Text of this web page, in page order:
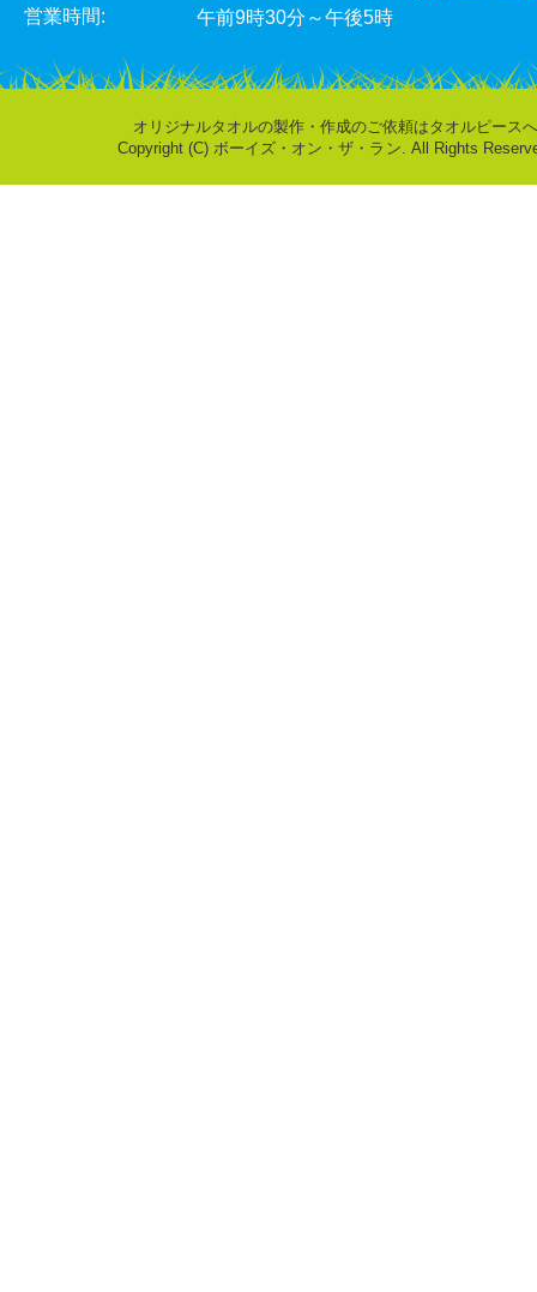
営業時間:
午前9時30分～午後5時
オリジナルタオルの製作・作成のご依頼はタオルピース
Copyright (C) ボーイズ・オン・ザ・ラン. All Rights